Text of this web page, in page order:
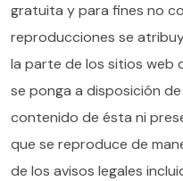
gratuita y para fines no
reproducciones se
la parte de los sitios web
se ponga a disposición
contenido de ésta ni
que se reproduce de
de los avisos legales